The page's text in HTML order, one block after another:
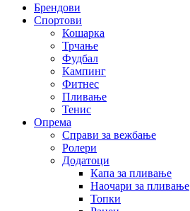
Брендови
Спортови
Кошарка
Трчање
Фудбал
Кампинг
Фитнес
Пливање
Тенис
Опрема
Справи за вежбање
Ролери
Додатоци
Капа за пливање
Наочари за пливање
Топки